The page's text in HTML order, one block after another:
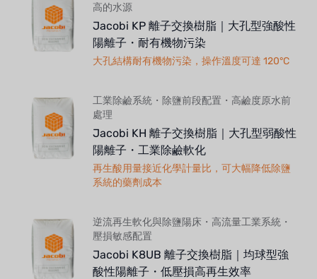
高的水源
Jacobi KP 離子交換樹脂｜大孔型強酸性
陽離子・耐有機物污染
大孔結構耐有機物污染，操作溫度可達 120°C
工業除鹼系統・除鹽前段配置・高鹼度原水前
處理
Jacobi KH 離子交換樹脂｜大孔型弱酸性
陽離子・工業除鹼軟化
再生酸用量接近化學計量比，可大幅降低除鹽
系統的藥劑成本
逆流再生軟化與除鹽陽床・高流量工業系統・
壓損敏感配置
Jacobi K8UB 離子交換樹脂｜均球型強
酸性陽離子・低壓損高再生效率